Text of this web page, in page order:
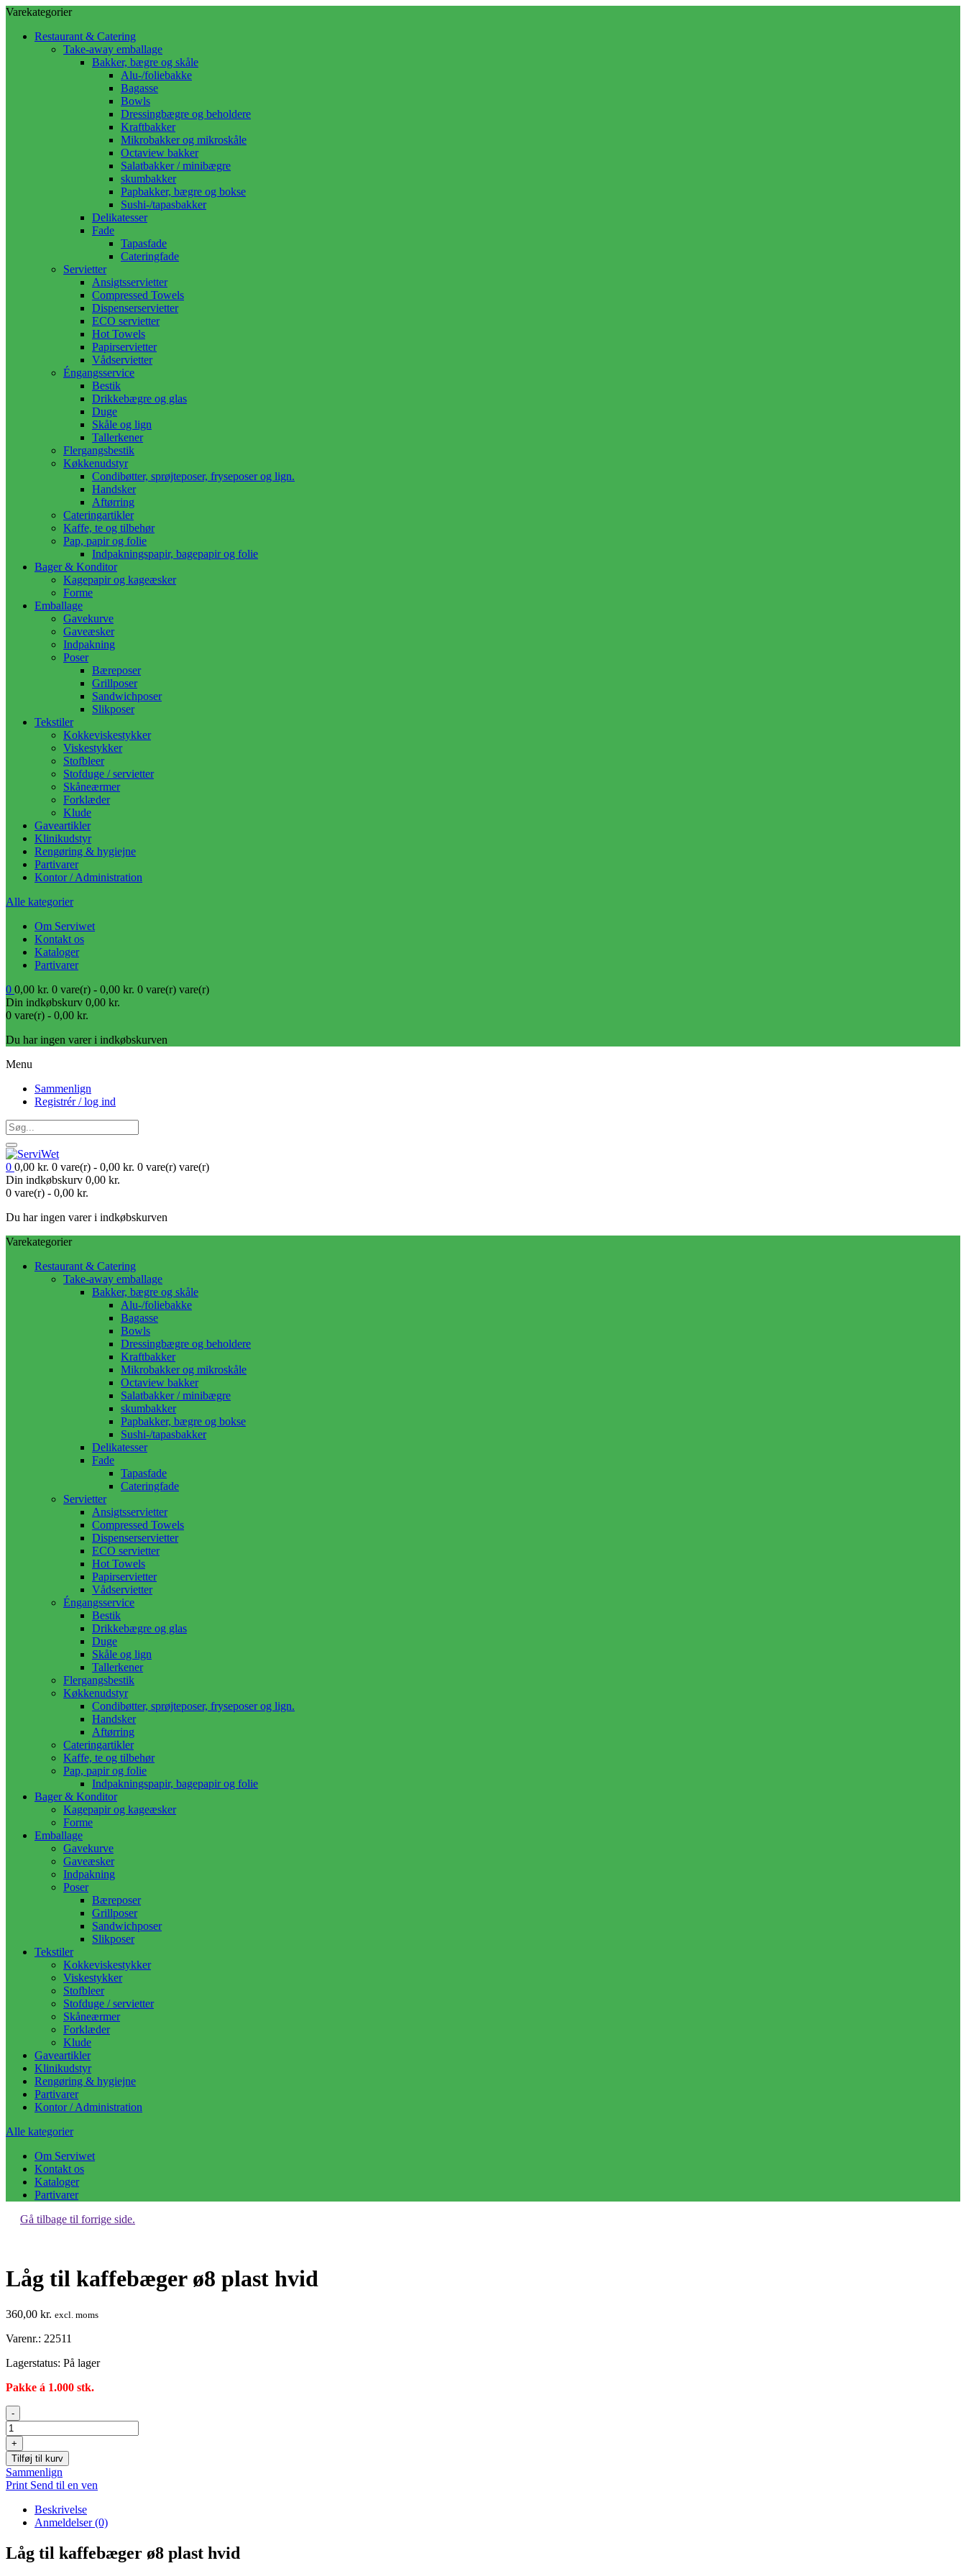
Varekategorier
Restaurant & Catering
Take-away emballage
Bakker, bægre og skåle
Alu-/foliebakke
Bagasse
Bowls
Dressingbægre og beholdere
Kraftbakker
Mikrobakker og mikroskåle
Octaview bakker
Salatbakker / minibægre
skumbakker
Papbakker, bægre og bokse
Sushi-/tapasbakker
Delikatesser
Fade
Tapasfade
Cateringfade
Servietter
Ansigtsservietter
Compressed Towels
Dispenserservietter
ECO servietter
Hot Towels
Papirservietter
Vådservietter
Éngangsservice
Bestik
Drikkebægre og glas
Duge
Skåle og lign
Tallerkener
Flergangsbestik
Køkkenudstyr
Condibøtter, sprøjteposer, fryseposer og lign.
Handsker
Aftørring
Cateringartikler
Kaffe, te og tilbehør
Pap, papir og folie
Indpakningspapir, bagepapir og folie
Bager & Konditor
Kagepapir og kageæsker
Forme
Emballage
Gavekurve
Gaveæsker
Indpakning
Poser
Bæreposer
Grillposer
Sandwichposer
Slikposer
Tekstiler
Kokkeviskestykker
Viskestykker
Stofbleer
Stofduge / servietter
Skåneærmer
Forklæder
Klude
Gaveartikler
Klinikudstyr
Rengøring & hygiejne
Partivarer
Kontor / Administration
Alle kategorier
Om Serviwet
Kontakt os
Kataloger
Partivarer
0 0,00 kr. 0 vare(r) - 0,00 kr. 0 vare(r) vare(r)
Din indkøbskurv 0,00 kr.
0 vare(r) - 0,00 kr.
Du har ingen varer i indkøbskurven
Menu
Sammenlign
Registrér / log ind
0 0,00 kr. 0 vare(r) - 0,00 kr. 0 vare(r) vare(r)
Din indkøbskurv 0,00 kr.
0 vare(r) - 0,00 kr.
Du har ingen varer i indkøbskurven
Varekategorier
Restaurant & Catering
Take-away emballage
Bakker, bægre og skåle
Alu-/foliebakke
Bagasse
Bowls
Dressingbægre og beholdere
Kraftbakker
Mikrobakker og mikroskåle
Octaview bakker
Salatbakker / minibægre
skumbakker
Papbakker, bægre og bokse
Sushi-/tapasbakker
Delikatesser
Fade
Tapasfade
Cateringfade
Servietter
Ansigtsservietter
Compressed Towels
Dispenserservietter
ECO servietter
Hot Towels
Papirservietter
Vådservietter
Éngangsservice
Bestik
Drikkebægre og glas
Duge
Skåle og lign
Tallerkener
Flergangsbestik
Køkkenudstyr
Condibøtter, sprøjteposer, fryseposer og lign.
Handsker
Aftørring
Cateringartikler
Kaffe, te og tilbehør
Pap, papir og folie
Indpakningspapir, bagepapir og folie
Bager & Konditor
Kagepapir og kageæsker
Forme
Emballage
Gavekurve
Gaveæsker
Indpakning
Poser
Bæreposer
Grillposer
Sandwichposer
Slikposer
Tekstiler
Kokkeviskestykker
Viskestykker
Stofbleer
Stofduge / servietter
Skåneærmer
Forklæder
Klude
Gaveartikler
Klinikudstyr
Rengøring & hygiejne
Partivarer
Kontor / Administration
Alle kategorier
Om Serviwet
Kontakt os
Kataloger
Partivarer
Gå tilbage til forrige side.
Låg til kaffebæger ø8 plast hvid
360,00 kr. excl. moms
Varenr.: 22511
Lagerstatus: På lager
Pakke á 1.000 stk.
Låg
til
kaffebæger
ø8
plast
hvid
antal
-
+
Tilføj til kurv
Sammenlign
Print Send til en ven
Beskrivelse
Anmeldelser (0)
Låg til kaffebæger ø8 plast hvid